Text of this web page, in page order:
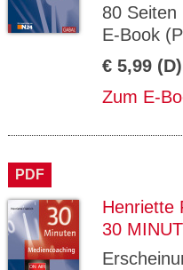
80 Seiten
E-Book
€ 5,99 (D)
Zum E-
PDF
Henriette
30